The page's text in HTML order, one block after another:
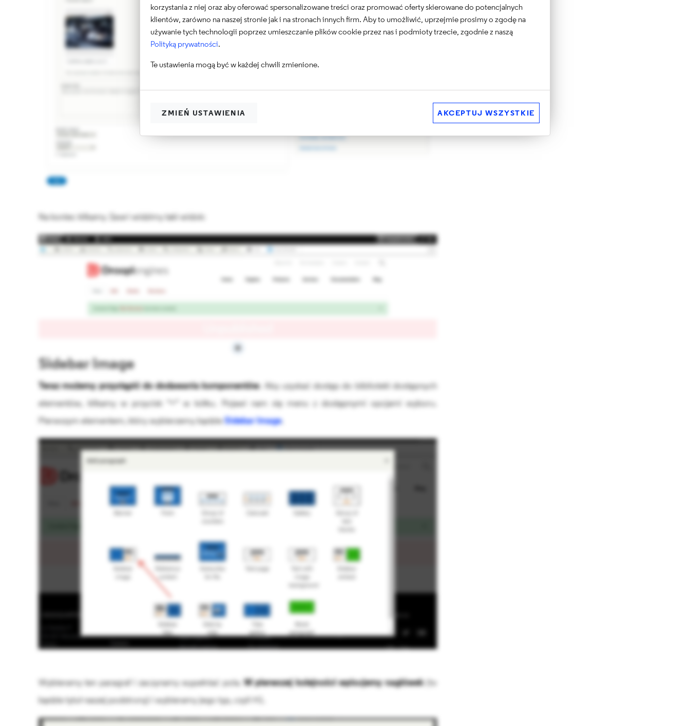
Na koniec klikamy Save i widzimy taki widok:
Sidebar Image
Teraz możemy przystąpić do dodawania komponentów. Aby uzyskać dostęp do biblioteki dostępnych
elementów, klikamy w przycisk “+” w kółku. Pojawi nam się menu z dostępnymi opcjami wyboru.
Pierwszym elementem, który wybierzemy będzie Sidebar Image.
Wybieramy ten paragraf i zaczynamy wypełniać pola.W pierwszej kolejności wpisujemy nagłówek(to
będzie tytuł naszej podstrony) i wybieramy jego typ, czyli H1.
korzystania z niej oraz aby oferować spersonalizowane treści oraz promować oferty skierowane do potencjalnych
klientów, zarówno na naszej stronie jak i na stronach innych firm. Aby to umożliwić, uprzejmie prosimy o zgodę na
używanie tych technologii poprzez umieszczanie plików cookie przez nas i podmioty trzecie, zgodnie z naszą
Polityką prywatności.
Te ustawienia mogą być w każdej chwili zmienione.
ZMIEŃ USTAWIENIA AKCEPTUJ WSZYSTKIE